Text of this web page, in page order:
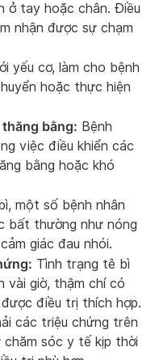
ở tay hoặc chân. Điều
nhận được sự chạm
yếu cơ, làm cho bệnh
hoặc thực hiện
bằng: Bệnh
việc điều khiển các
bằng hoặc khó
một số bệnh nhân
bất thường như nóng
giác đau nhói.
Tình trạng tê bì
vài giờ, thậm chí có
điều trị thích hợp.
các triệu chứng trên
chăm sóc y tế kịp thời